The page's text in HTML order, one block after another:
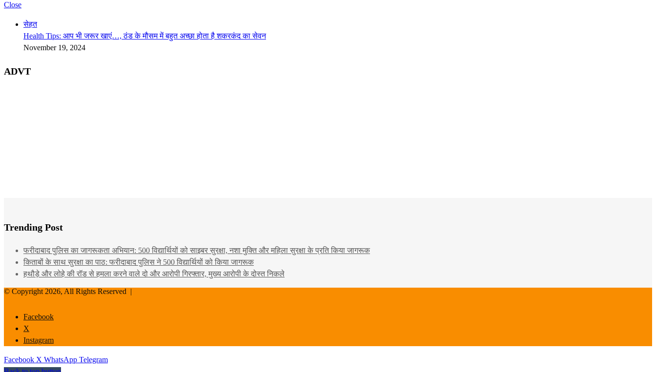
Close
सेहत
Health Tips: आप भी जरूर खाएं…, ठंड के मौसम में बहुत अच्छा होता है शकरकंद का सेवन
November 19, 2024
ADVT
Trending Post
फरीदाबाद पुलिस का जागरूकता अभियान: 500 विद्यार्थियों को साइबर सुरक्षा, नशा मुक्ति और महिला सुरक्षा के प्रति किया जागरूक
किताबों के साथ सुरक्षा का पाठ: फरीदाबाद पुलिस ने 500 विद्यार्थियों को किया जागरूक
हथौड़े और लोहे की रॉड से हमला करने वाले दो और आरोपी गिरफ्तार, मुख्य आरोपी के दोस्त निकले
© Copyright 2026, All Rights Reserved |
Facebook
X
Instagram
Facebook X WhatsApp Telegram